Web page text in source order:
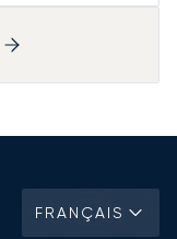
FRANÇAIS